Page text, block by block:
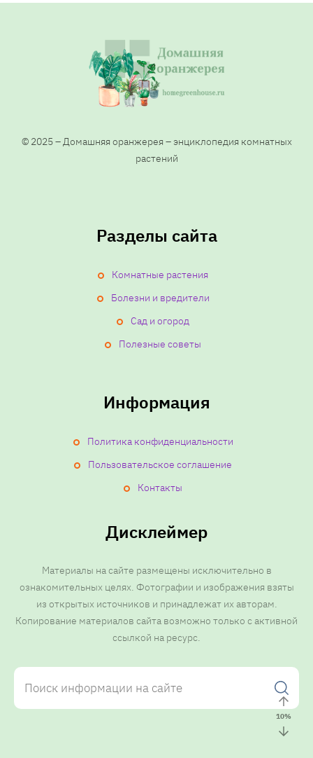
© 2025 – Домашняя оранжерея – энциклопедия комнатных
растений
Разделы сайта
Комнатные растения
Болезни и вредители
Сад и огород
Полезные советы
Информация
Политика конфиденциальности
Пользовательское соглашение
Контакты
Дисклеймер
Материалы на сайте размещены исключительно в
ознакомительных целях. Фотографии и изображения взяты
из открытых источников и принадлежат их авторам.
Копирование материалов сайта возможно только с активной
ссылкой на ресурс.
10%